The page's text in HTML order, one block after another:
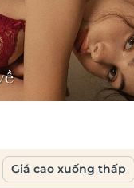
Giá cao xuống thấp